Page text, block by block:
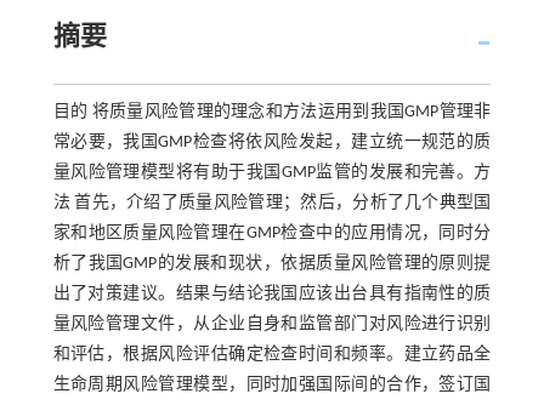
摘要
目的 将质量风险管理的理念和方法运用到我国GMP管理非
常必要，我国GMP检查将依风险发起，建立统一规范的质
量风险管理模型将有助于我国GMP监管的发展和完善。方
法 首先，介绍了质量风险管理；然后，分析了几个典型国
家和地区质量风险管理在GMP检查中的应用情况，同时分
析了我国GMP的发展和现状，依据质量风险管理的原则提
出了对策建议。结果与结论我国应该出台具有指南性的质
量风险管理文件，从企业自身和监管部门对风险进行识别
和评估，根据风险评估确定检查时间和频率。建立药品全
生命周期风险管理模型，同时加强国际间的合作，签订国